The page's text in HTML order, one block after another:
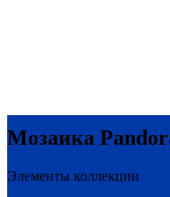
Мозаика
Элементы коллекции